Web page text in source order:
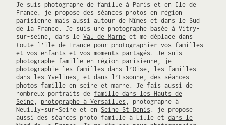
p
r
e
m
i
è
r
e
é
d
i
t
Je suis photographe de famille à Paris et en Ile de
France, je propose des séances photos en région
parisienne mais aussi autour de Nîmes et dans le Sud
de la France. Je suis une photographe basée à Vitry-
sur-seine, dans le Val de Marne et me déplace dans
toute l’ile de France pour photographier vos familles
et vos enfants et vos moments partagés. Je suis
photographe famille en région parisienne, je
photographie les familles dans l’Oise, les familles
dans les Yvelines , et dans l’Essonne, des séances
photos famille en seine et marne. Je fais aussi de
nombreux portraits de famille dans les Hauts de
Seine, photographe à Versailles , photographe à
Neuilly-sur-Seine et en Seine St Denis . je propose
aussi des séances photo famille à Lille et dans le